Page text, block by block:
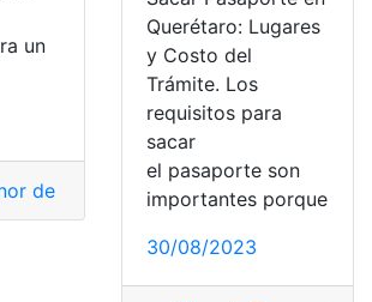
un
de edad Pasaporte,sacar
Querétaro: Lugares
y Costo del
Trámite. Los
requisitos para
sacar
el pasaporte son
importantes porque
30/08/2023